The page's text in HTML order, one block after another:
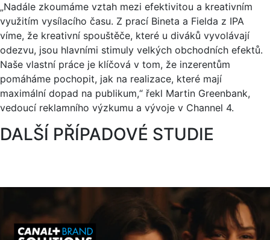
„Nadále zkoumáme vztah mezi efektivitou a kreativním
využitím vysílacího času. Z prací Bineta a Fielda z IPA
víme, že kreativní spouštěče, které u diváků vyvolávají
odezvu, jsou hlavními stimuly velkých obchodních efektů.
Naše vlastní práce je klíčová v tom, že inzerentům
pomáháme pochopit, jak na realizace, které mají
maximální dopad na publikum,“ řekl Martin Greenbank,
vedoucí reklamního výzkumu a vývoje v Channel 4.
DALŠÍ PŘÍPADOVÉ STUDIE